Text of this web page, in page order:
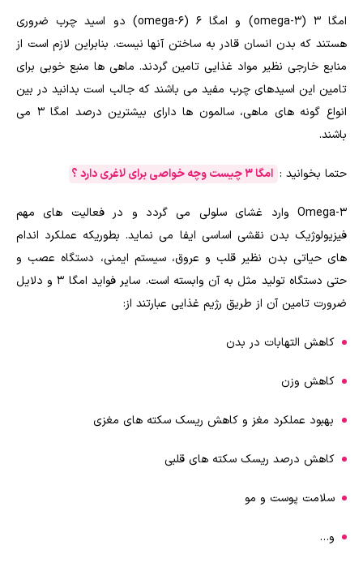
امگا ۳ (omega-3) و امگا ۶ (omega-6) دو اسید چرب ضروری
هستند که بدن انسان قادر به ساختن آنها نیست. بنابراین لازم است از
منابع خارجی نظیر مواد غذایی تامین گردند. ماهی ها منبع خوبی برای
تامین این اسیدهای چرب مفید می باشند که جالب است بدانید در بین
انواع گونه های ماهی، سالمون ها دارای بیشترین درصد امگا 3 می
باشند.
حتما بخوانید : امگا ۳ چیست وچه خواصی برای لاغری دارد ؟
Omega-3 وارد غشای سلولی می گردد و در فعالیت های مهم
فیزیولوژیک بدن نقشی اساسی ایفا می نماید. بطوریکه عملکرد اندام
های حیاتی بدن نظیر قلب و عروق، سیستم ایمنی، دستگاه عصب و
حتی دستگاه تولید مثل به آن وابسته است. سایر فواید امگا 3 و دلایل
ضرورت تامین آن از طریق رژیم غذایی عبارتند از:
کاهش التهابات در بدن
کاهش وزن
بهبود عملکرد مغز و کاهش ریسک سکته های مغزی
کاهش درصد ریسک سکته های قلبی
سلامت پوست و مو
و…